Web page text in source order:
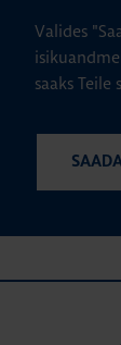
Valides
saaks Teile